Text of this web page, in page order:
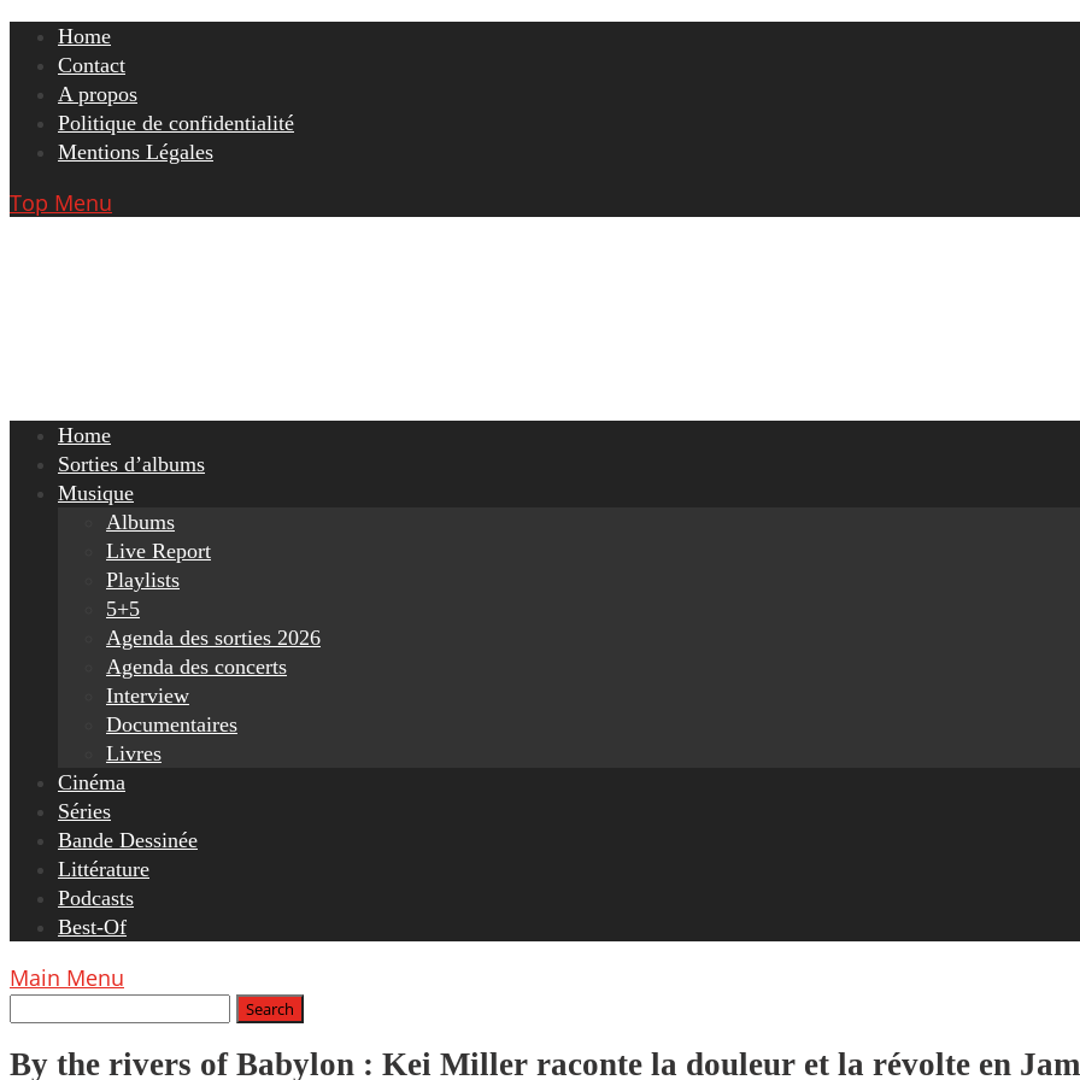
Skip
content
Home
Contact
A propos
Politique de confidentialité
Mentions Légales
Top Menu
Home
Sorties d’albums
Musique
Albums
Live Report
Playlists
5+5
Agenda des sorties 2026
Agenda des concerts
Interview
Documentaires
Livres
Cinéma
Séries
Bande Dessinée
Littérature
Podcasts
Best-Of
Main Menu
By the rivers of Babylon : Kei Miller raconte la douleur et la révolte en